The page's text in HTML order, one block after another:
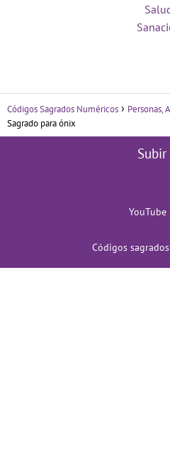
Códigos Sagrados Numéricos Personas,
Sagrado para ónix
Subir
YouTube
Códigos